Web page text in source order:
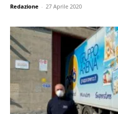
Redazione - 27 Aprile 2020